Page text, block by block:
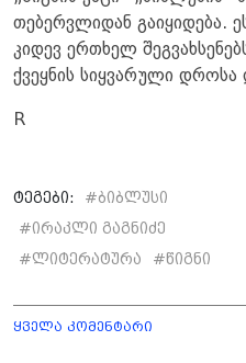
თებერვლიდან გაიყიდება.
კიდევ ერთხელ
ქვეყნის სიყვარული დროსა
R
ტეგები: #ბიბლუსი
#ირაკლი გაგნიძე
#ლიტერატურა #წიგნი
ყველა კომენტარი